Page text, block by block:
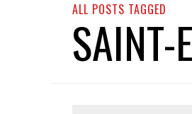
ALL POSTS TAGGED
SAINT-